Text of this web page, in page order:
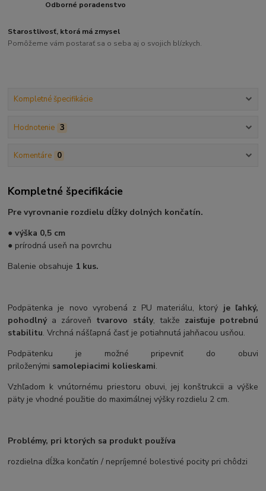
Odborné poradenstvo
Starostlivosť, ktorá má zmysel
Pomôžeme vám postarať sa o seba aj o svojich blízkych.
Kompletné špecifikácie
Hodnotenie 3
Komentáre 0
Kompletné špecifikácie
Pre vyrovnanie rozdielu dĺžky dolných končatín.
●výška 0,5 cm
● prírodná useň na povrchu
Balenie obsahuje 1 kus.
Podpätenka je novo vyrobená z PU materiálu, ktorý je ľahký,
pohodlný a zároveň tvarovo stály, takže zaisťuje potrebnú
stabilitu. Vrchná nášľapná časť je potiahnutá jahňacou usňou.
Podpätenku je možné pripevniť do obuvi
priloženými samolepiacimi kolieskami.
Vzhľadom k vnútornému priestoru obuvi, jej konštrukcii a výške
päty je vhodné použitie do maximálnej výšky rozdielu 2 cm.
Problémy, pri ktorých sa produkt používa
rozdielna dĺžka končatín / nepríjemné bolestivé pocity pri chôdzi